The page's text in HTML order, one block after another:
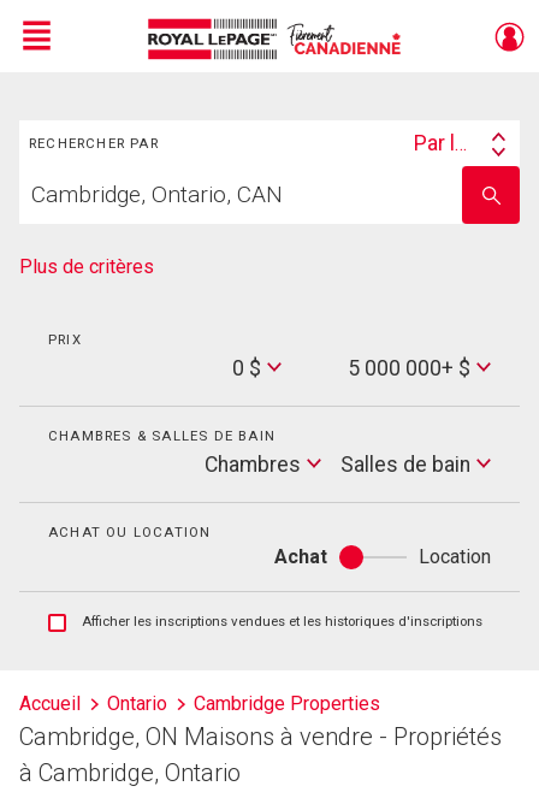
Menu
RECHERCHER PAR
Search
Par lieu
votre
nom
Plus de critères
PRIX
0 $
Max
Price
5 000 000+ $
CHAMBRES & SALLES DE BAIN
Chambres
Salles
de
Salles de bain
ACHAT OU LOCATION
Achat
Achat
ou
location
Location
Afficher
et
les
historiques
d'inscriptions
Afficher les inscriptions vendues et les historiques d'inscriptions
Accueil Ontario Cambridge Properties
Cambridge, ON Maisons à vendre - Propriétés
à Cambridge, Ontario